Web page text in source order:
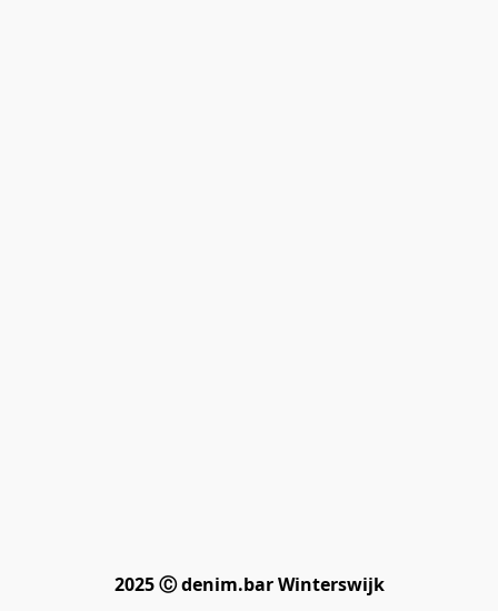
2025 Ⓒ denim.bar Winterswijk